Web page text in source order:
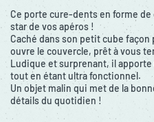
Ce porte cure-dents en forme
star de vos apéros !
Caché dans son petit cube façon
ouvre le couvercle, prêt à vous
Ludique et surprenant, il
tout en étant ultra fonctionnel.
Un objet malin qui met de la
détails du quotidien !